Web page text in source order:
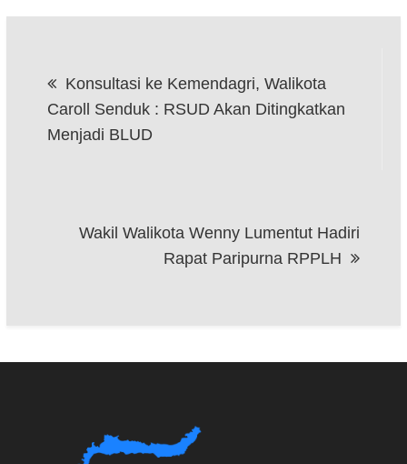
pos
Konsultasi ke Kemendagri, Walikota
Caroll Senduk : RSUD Akan Ditingkatkan
Menjadi BLUD
Wakil Walikota Wenny Lumentut Hadiri
Rapat Paripurna RPPLH